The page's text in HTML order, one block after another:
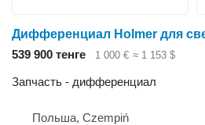
539 900 тенге 1 000 € ≈ 1 153 $
Запчасть - дифференциал
Польша, Czempiń